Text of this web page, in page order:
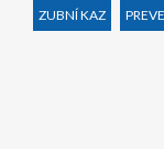
ZUBNÍ KAZ